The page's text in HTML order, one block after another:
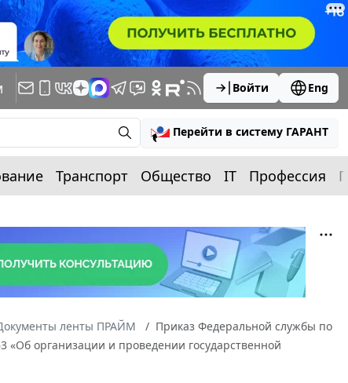
Войти Eng
Перейти в систему ГАРАНТ
Транспорт Общество IT Профессия
ленты ПРАЙМ
Приказ Федеральной службы по
«Об организации и проведении государственной